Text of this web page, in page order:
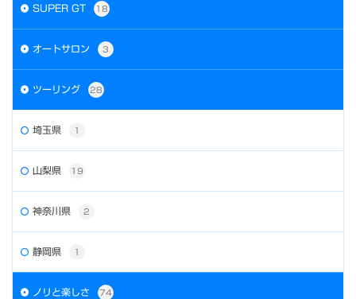
SUPER GT 18
オートサロン 3
ツーリング 28
埼玉県 1
山梨県 19
神奈川県 2
静岡県 1
ノリと楽しさ 74